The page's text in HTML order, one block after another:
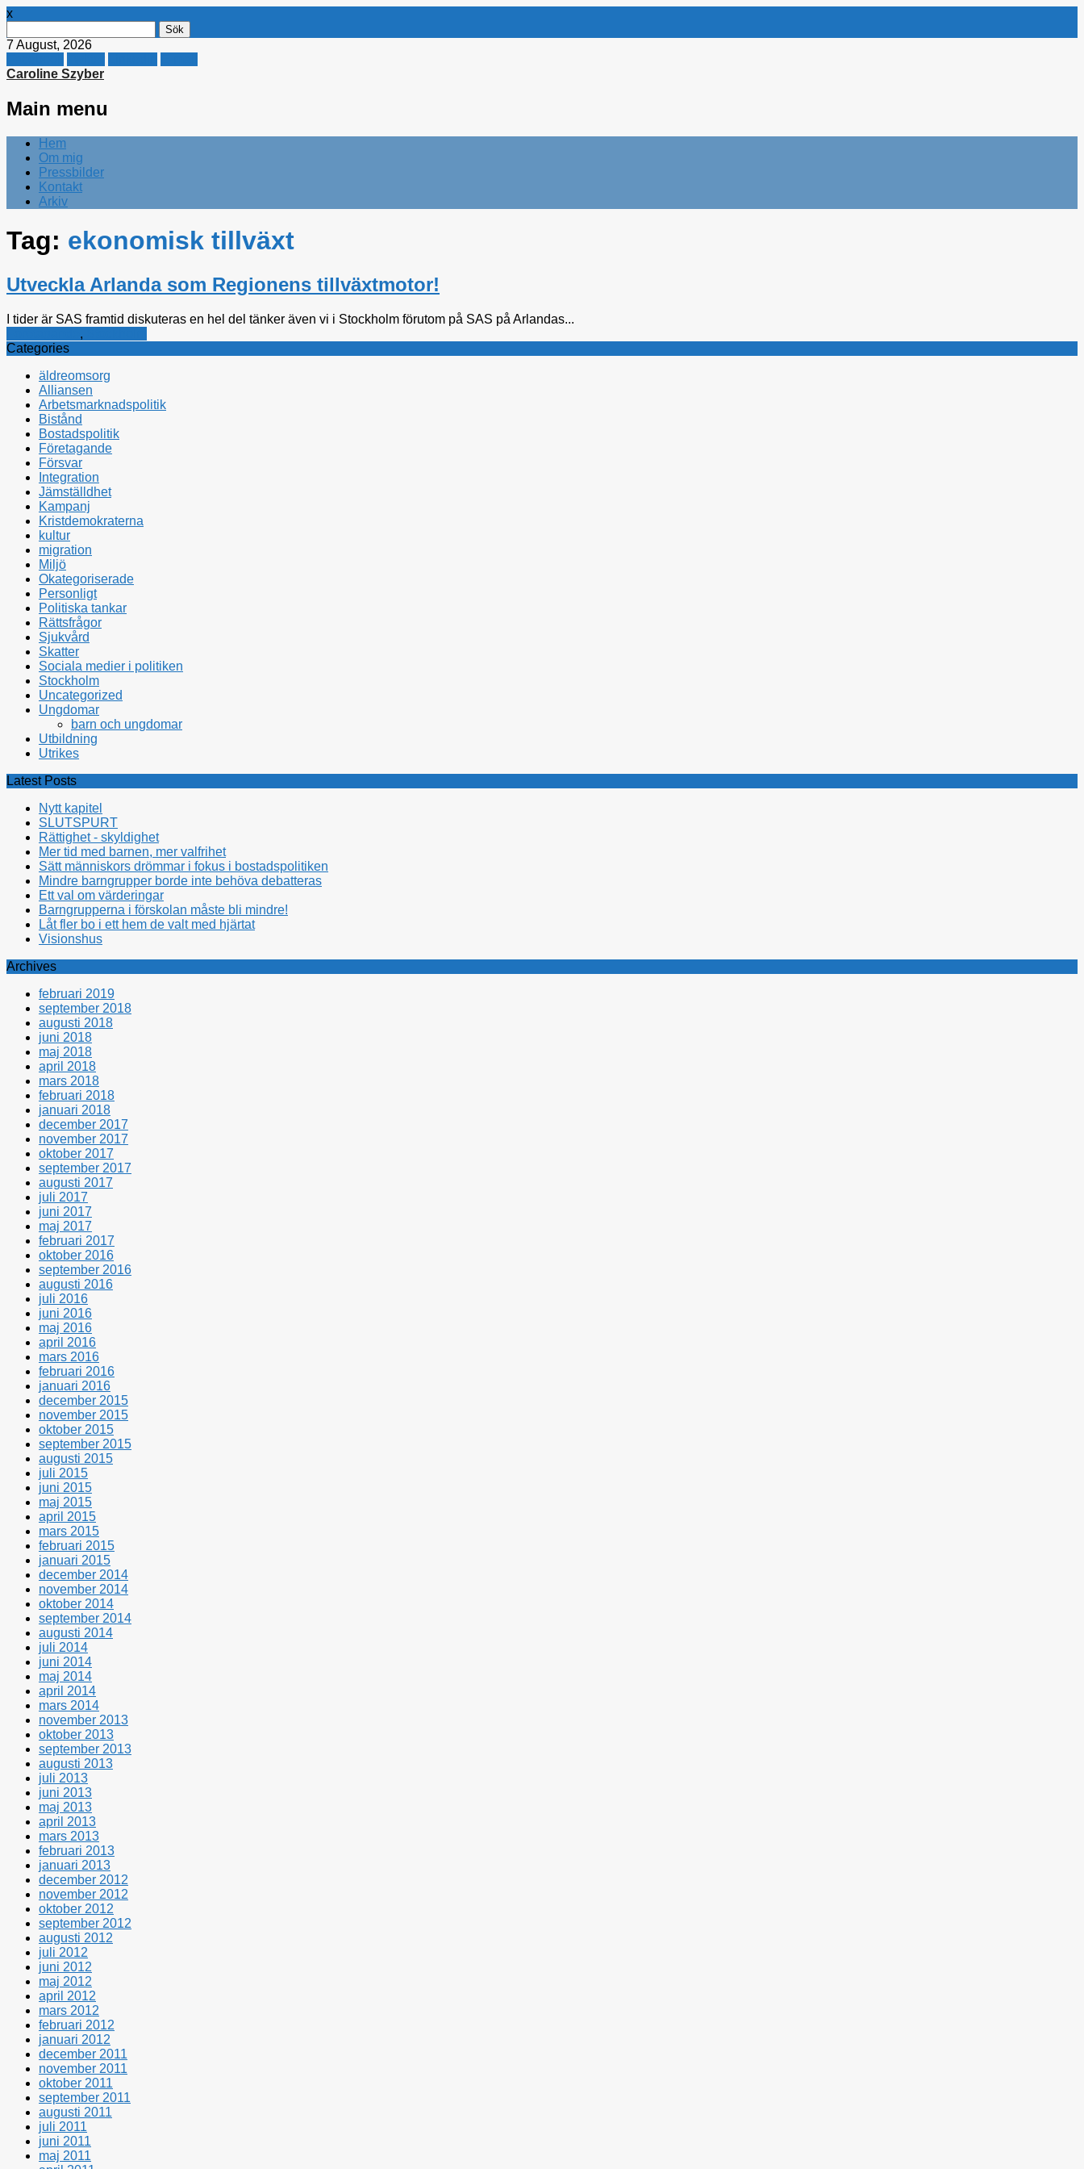
x
efter:
7 August, 2026
Caroline Szyber
Main menu
Skip
content
Hem
Om mig
Pressbilder
Kontakt
Arkiv
Tag: ekonomisk tillväxt
Utveckla Arlanda som Regionens tillväxtmotor!
I tider är SAS framtid diskuteras en hel del tänker även vi i Stockholm förutom på SAS på Arlandas...
,
Categories
äldreomsorg
Alliansen
Arbetsmarknadspolitik
Bistånd
Bostadspolitik
Företagande
Försvar
Integration
Jämställdhet
Kampanj
Kristdemokraterna
kultur
migration
Miljö
Okategoriserade
Personligt
Politiska tankar
Rättsfrågor
Sjukvård
Skatter
Sociala medier i politiken
Stockholm
Uncategorized
Ungdomar
barn och ungdomar
Utbildning
Utrikes
Latest Posts
Nytt kapitel
SLUTSPURT
Rättighet - skyldighet
Mer tid med barnen, mer valfrihet
Sätt människors drömmar i fokus i bostadspolitiken
Mindre barngrupper borde inte behöva debatteras
Ett val om värderingar
Barngrupperna i förskolan måste bli mindre!
Låt fler bo i ett hem de valt med hjärtat
Visionshus
Archives
februari 2019
september 2018
augusti 2018
juni 2018
maj 2018
april 2018
mars 2018
februari 2018
januari 2018
december 2017
november 2017
oktober 2017
september 2017
augusti 2017
juli 2017
juni 2017
maj 2017
februari 2017
oktober 2016
september 2016
augusti 2016
juli 2016
juni 2016
maj 2016
april 2016
mars 2016
februari 2016
januari 2016
december 2015
november 2015
oktober 2015
september 2015
augusti 2015
juli 2015
juni 2015
maj 2015
april 2015
mars 2015
februari 2015
januari 2015
december 2014
november 2014
oktober 2014
september 2014
augusti 2014
juli 2014
juni 2014
maj 2014
april 2014
mars 2014
november 2013
oktober 2013
september 2013
augusti 2013
juli 2013
juni 2013
maj 2013
april 2013
mars 2013
februari 2013
januari 2013
december 2012
november 2012
oktober 2012
september 2012
augusti 2012
juli 2012
juni 2012
maj 2012
april 2012
mars 2012
februari 2012
januari 2012
december 2011
november 2011
oktober 2011
september 2011
augusti 2011
juli 2011
juni 2011
maj 2011